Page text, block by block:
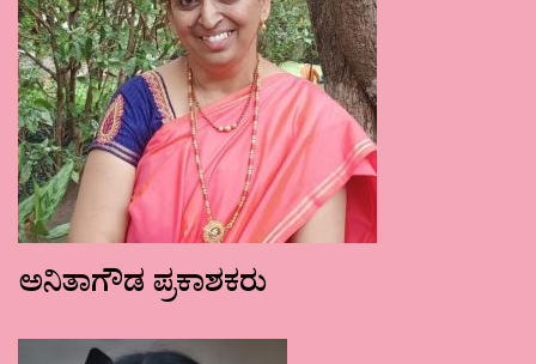
ಅನಿತಾಗೌಡ ಪ್ರಕಾಶಕರು